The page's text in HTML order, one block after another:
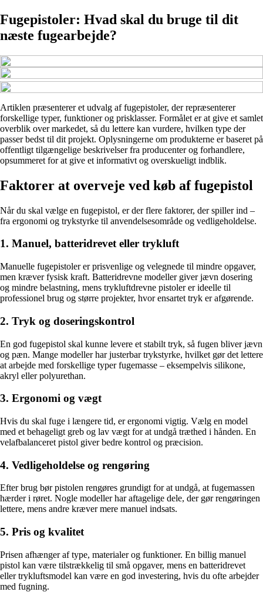
Fugepistoler: Hvad skal du bruge til dit
næste fugearbejde?
Artiklen præsenterer et udvalg af fugepistoler, der repræsenterer
forskellige typer, funktioner og prisklasser. Formålet er at give et samlet
overblik over markedet, så du lettere kan vurdere, hvilken type der
passer bedst til dit projekt. Oplysningerne om produkterne er baseret på
offentligt tilgængelige beskrivelser fra producenter og forhandlere,
opsummeret for at give et informativt og overskueligt indblik.
Faktorer at overveje ved køb af fugepistol
Når du skal vælge en fugepistol, er der flere faktorer, der spiller ind –
fra ergonomi og trykstyrke til anvendelsesområde og vedligeholdelse.
1. Manuel, batteridrevet eller trykluft
Manuelle fugepistoler er prisvenlige og velegnede til mindre opgaver,
men kræver fysisk kraft. Batteridrevne modeller giver jævn dosering
og mindre belastning, mens trykluftdrevne pistoler er ideelle til
professionel brug og større projekter, hvor ensartet tryk er afgørende.
2. Tryk og doseringskontrol
En god fugepistol skal kunne levere et stabilt tryk, så fugen bliver jævn
og pæn. Mange modeller har justerbar trykstyrke, hvilket gør det lettere
at arbejde med forskellige typer fugemasse – eksempelvis silikone,
akryl eller polyurethan.
3. Ergonomi og vægt
Hvis du skal fuge i længere tid, er ergonomi vigtig. Vælg en model
med et behageligt greb og lav vægt for at undgå træthed i hånden. En
velafbalanceret pistol giver bedre kontrol og præcision.
4. Vedligeholdelse og rengøring
Efter brug bør pistolen rengøres grundigt for at undgå, at fugemassen
hærder i røret. Nogle modeller har aftagelige dele, der gør rengøringen
lettere, mens andre kræver mere manuel indsats.
5. Pris og kvalitet
Prisen afhænger af type, materialer og funktioner. En billig manuel
pistol kan være tilstrækkelig til små opgaver, mens en batteridrevet
eller trykluftsmodel kan være en god investering, hvis du ofte arbejder
med fugning.